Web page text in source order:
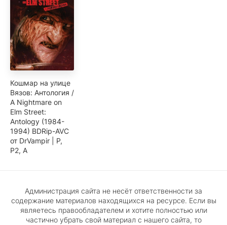
Кошмар на улице
Вязов: Антология /
A Nightmare on
Elm Street:
Antology (1984-
1994) BDRip-AVC
от DrVampir | Р,
P2, А
Администрация сайта не несёт ответственности за
содержание материалов находящихся на ресурсе. Если вы
являетесь правообладателем и хотите полностью или
частично убрать свой материал с нашего сайта, то